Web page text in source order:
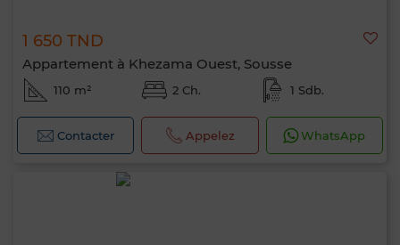
1 650 TND
Appartement à Khezama Ouest, Sousse
110 m² 2 Ch. 1 Sdb.
Contacter Appelez WhatsApp